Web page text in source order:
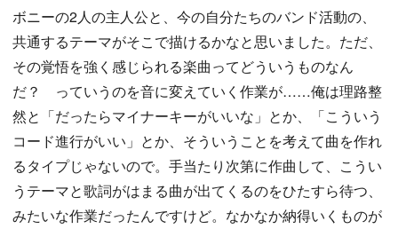
ボニーの2人の主人公と、今の自分たちのバンド活動の、
共通するテーマがそこで描けるかなと思いました。ただ、
その覚悟を強く感じられる楽曲ってどういうものなん
だ？ っていうのを音に変えていく作業が……俺は理路整
然と「だったらマイナーキーがいいな」とか、「こういう
コード進行がいい」とか、そういうことを考えて曲を作れ
るタイプじゃないので。手当たり次第に作曲して、こうい
うテーマと歌詞がはまる曲が出てくるのをひたすら待つ、
みたいな作業だったんですけど。なかなか納得いくものが